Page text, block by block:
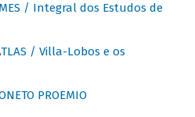
/ Integral dos Estudos de
/ Villa-Lobos e os
PROEMIO